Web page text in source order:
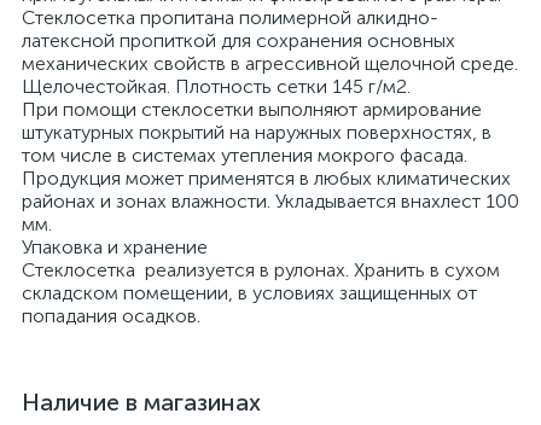
Стеклосетка пропитана полимерной алкидно-
латексной пропиткой для сохранения основных
механических свойств в агрессивной щелочной среде.
Щелочестойкая. Плотность сетки 145 г/м2.
При помощи стеклосетки выполняют армирование
штукатурных покрытий на наружных поверхностях, в
том числе в системах утепления мокрого фасада.
Продукция может применятся в любых климатических
районах и зонах влажности. Укладывается внахлест 100
мм.
Упаковка и хранение
Стеклосетка реализуется в рулонах. Хранить в сухом
складском помещении, в условиях защищенных от
попадания осадков.
Наличие в магазинах